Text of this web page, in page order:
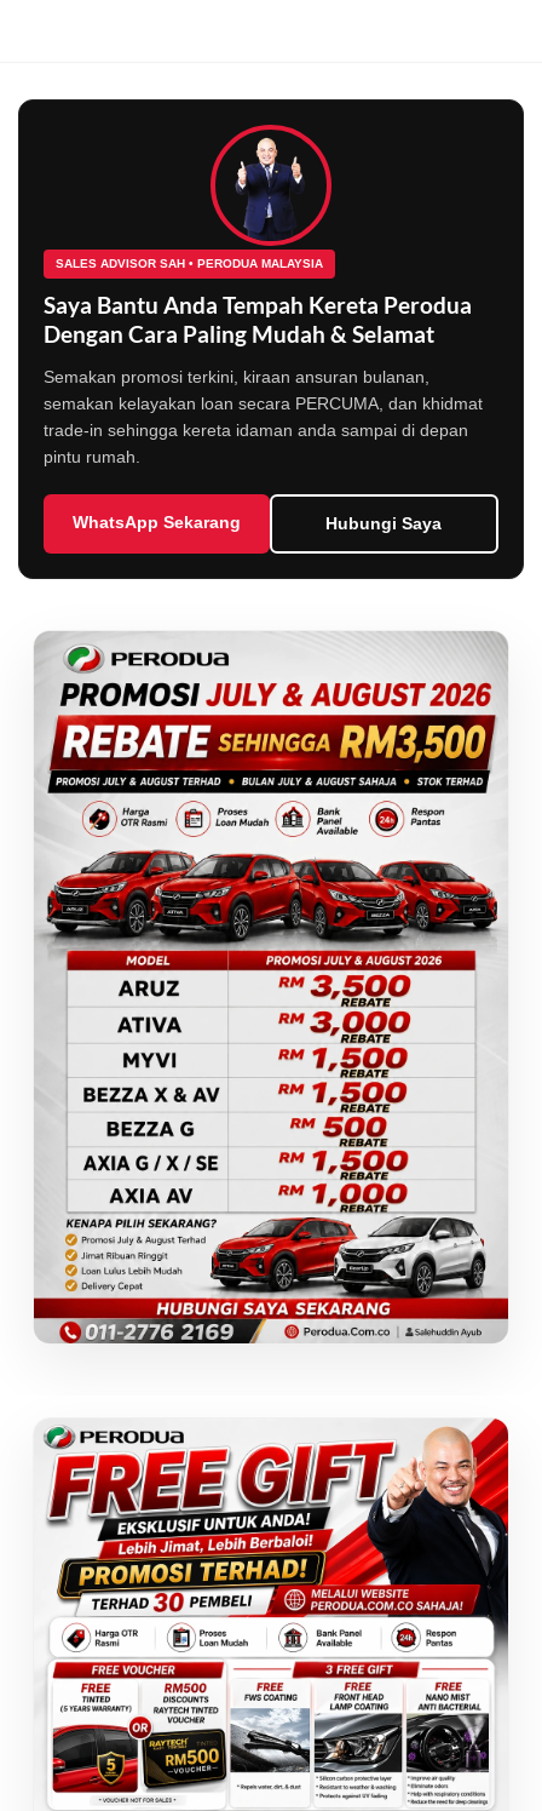
SALES ADVISOR SAH • PERODUA MALAYSIA
Saya Bantu Anda Tempah Kereta Perodua
Dengan Cara Paling Mudah & Selamat
Semakan promosi terkini, kiraan ansuran bulanan,
semakan kelayakan loan secara PERCUMA, dan khidmat
trade-in sehingga kereta idaman anda sampai di depan
pintu rumah.
WhatsApp Sekarang Hubungi Saya